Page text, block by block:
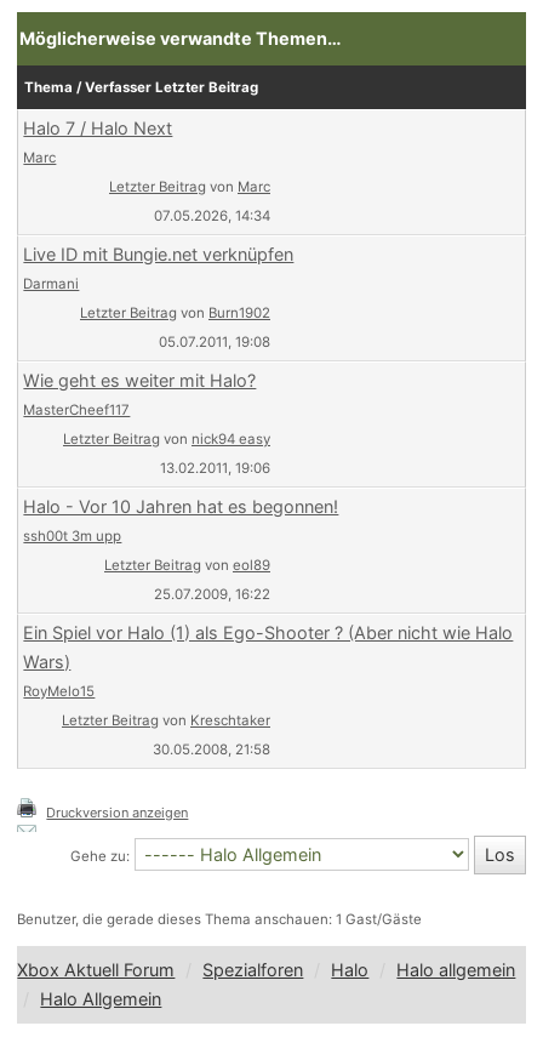
Möglicherweise verwandte Themen…
Thema / Verfasser Letzter Beitrag
Halo 7 / Halo Next
Marc
Letzter Beitrag von Marc
07.05.2026, 14:34
Live ID mit Bungie.net verknüpfen
Darmani
Letzter Beitrag von Burn1902
05.07.2011, 19:08
Wie geht es weiter mit Halo?
MasterCheef117
Letzter Beitrag von nick94 easy
13.02.2011, 19:06
Halo - Vor 10 Jahren hat es begonnen!
ssh00t 3m upp
Letzter Beitrag von eol89
25.07.2009, 16:22
Ein Spiel vor Halo (1) als Ego-Shooter ? (Aber nicht wie Halo
Wars)
RoyMelo15
Letzter Beitrag von Kreschtaker
30.05.2008, 21:58
Druckversion anzeigen
Gehe zu:
Benutzer, die gerade dieses Thema anschauen: 1 Gast/Gäste
Xbox Aktuell Forum Spezialforen Halo
Halo allgemein
Halo Allgemein